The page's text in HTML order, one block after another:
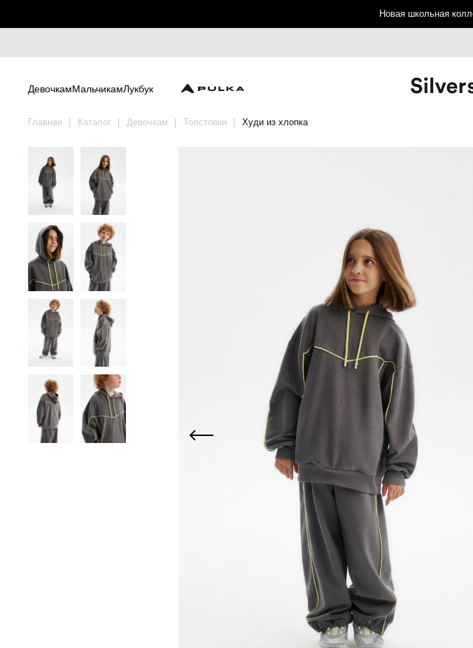
Новая школьная
ДевочкамМальчикамЛукбук
Главная Каталог Девочкам Толстовки Худи из хлопка